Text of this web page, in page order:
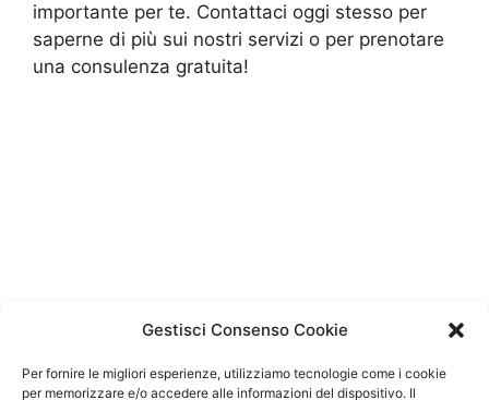
Gestisci Consenso Cookie
Per fornire le migliori esperienze, utilizziamo tecnologie come i cookie
per memorizzare e/o accedere alle informazioni del dispositivo. Il
importante per te. Contattaci oggi stesso per
saperne di più sui nostri servizi o per prenotare
una consulenza gratuita!